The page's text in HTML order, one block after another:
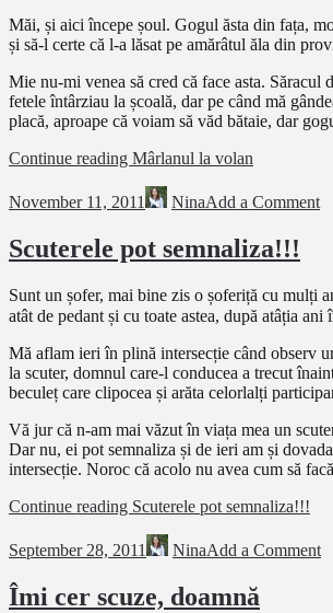
Măi, și aici începe șoul. Gogul ăsta din fața,
și să-l certe că l-a lăsat pe amărâtul ăla din
Mie nu-mi venea să cred că face asta. Săracul
fetele întârziau la școală, dar pe când mă
placă, aproape că voiam să văd bătaie, dar
Continue reading Mârlanul la volan
November 11, 2011 NinaAdd a Comment
Scuterele pot semnaliza!!!
Sunt un șofer, mai bine zis o șoferiță cu mulți
atât de pedant și cu toate astea, după atâția
Mă aflam ieri în plină intersecție când observ
la scuter, domnul care-l conducea a trecut
beculeț care clipocea și arăta celorlalți
Vă jur că n-am mai văzut în viața mea un
Dar nu, ei pot semnaliza și de ieri am și
intersecție. Noroc că acolo nu avea cum să
Continue reading Scuterele pot semnaliza!!!
September 28, 2011 NinaAdd a Comment
Îmi cer scuze, doamnă